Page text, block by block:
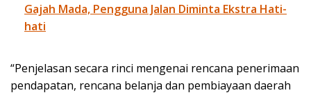
Gajah Mada, Pengguna Jalan Diminta Ekstra Hati-
hati
“Penjelasan secara rinci mengenai rencana penerimaan
pendapatan, rencana belanja dan pembiayaan daerah